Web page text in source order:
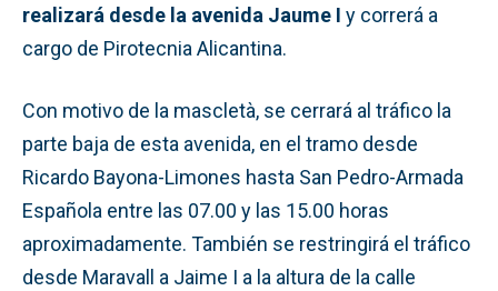
realizará desde la avenida Jaume I y correrá a
cargo de Pirotecnia Alicantina.
Con motivo de la mascletà, se cerrará al tráfico la
parte baja de esta avenida, en el tramo desde
Ricardo Bayona-Limones hasta San Pedro-Armada
Española entre las 07.00 y las 15.00 horas
aproximadamente. También se restringirá el tráfico
desde Maravall a Jaime I a la altura de la calle